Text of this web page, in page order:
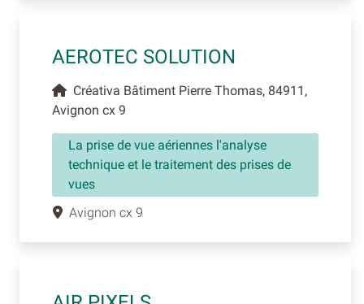
AEROTEC SOLUTION
Créativa Bâtiment Pierre Thomas, 84911,
Avignon cx 9
La prise de vue aériennes l'analyse
technique et le traitement des prises de
vues
Avignon cx 9